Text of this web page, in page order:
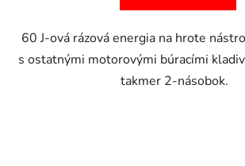
60 J-ová rázová energia na hrote
s ostatnými motorovými búracími
takmer 2-násobok.